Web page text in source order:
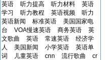
英语
听力提高 听力材料
英语
学习
听力教程 英语视频
听力
英语新闻
标准英语
美国国家电
台
VOA慢速英语 商务英语
英
文歌曲
英语 常速英语
经济学
人
美国新闻 小学英语
英语单
词
儿童英语 cnn 流行歌曲
cr